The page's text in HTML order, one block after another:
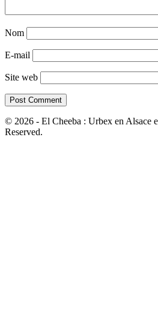
Nom
E-mail
Site web
© 2026 - El Cheeba : Urbex en Alsace
Reserved.